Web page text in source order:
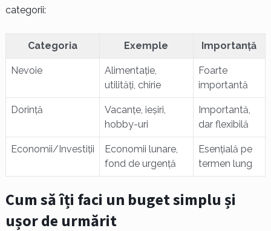
categorii:
Categoria Exemple Importanță
Nevoie
Alimentație,
utilități, chirie
Foarte
importantă
Dorință
Vacanțe, ieșiri,
hobby-uri
Importantă,
dar flexibilă
Economii/Investiții
Economii lunare,
fond de urgență
Esențială pe
termen lung
Cum să îți faci un buget simplu și
ușor de urmărit